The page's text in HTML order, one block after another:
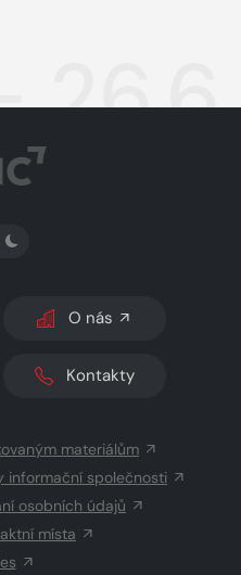
PŘEPNOUT SVĚTLÝ/TMAVÝ REŽIM
O nás
Kontakty
materiálům
informační společnosti
osobních údajů
místa